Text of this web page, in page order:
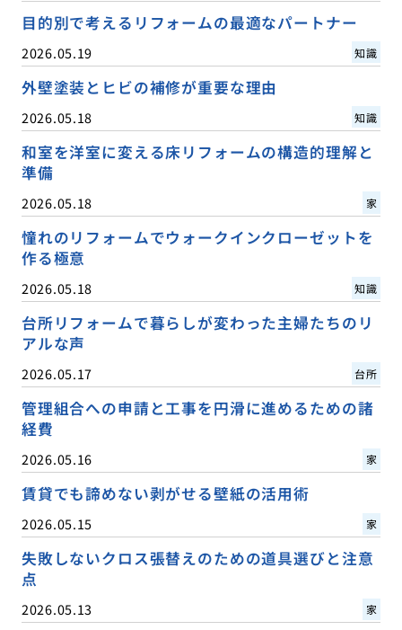
目的別で考えるリフォームの最適なパートナー
2026.05.19 知識
外壁塗装とヒビの補修が重要な理由
2026.05.18 知識
和室を洋室に変える床リフォームの構造的理解と
準備
2026.05.18 家
憧れのリフォームでウォークインクローゼットを
作る極意
2026.05.18 知識
台所リフォームで暮らしが変わった主婦たちのリ
アルな声
2026.05.17 台所
管理組合への申請と工事を円滑に進めるための諸
経費
2026.05.16 家
賃貸でも諦めない剥がせる壁紙の活用術
2026.05.15 家
失敗しないクロス張替えのための道具選びと注意
点
2026.05.13 家